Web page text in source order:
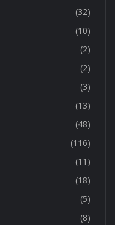
(32)
(10)
(2)
(2)
(3)
(13)
(48)
(116)
(11)
(18)
(5)
(8)